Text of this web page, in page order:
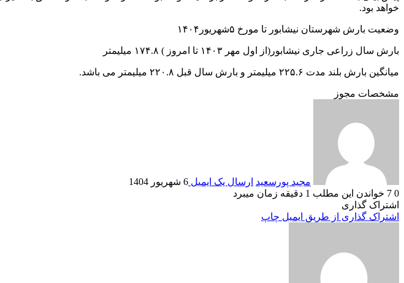
خواهد بود.
وضعیت بارش شهرستان نیشابور تا مورخ ۵شهریور۱۴۰۴
بارش سال زراعی جاری نیشابور(از اول مهر ۱۴۰۳ تا امروز ) ۱۷۴.۸ میلیمتر
میانگین بارش بلند مدت ۲۲۵.۶ میلیمتر و بارش سال قبل ۲۲۰.۸ میلیمتر می باشد.
مشخصات مجوز
مجید پورسعید ارسال یک ایمیل 6 شهریور 1404
0
خواندن این مطلب 1 دقیقه زمان میبرد
اشتراک گذاری
اشتراک گذاری از طریق ایمیل چاپ